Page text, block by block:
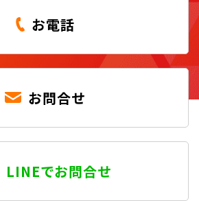
お電話
お問合せ
LINEでお問合せ